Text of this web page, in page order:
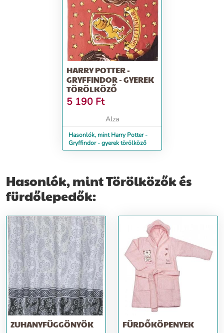
HARRY POTTER -
GRYFFINDOR - GYEREK
TÖRÖLKÖZŐ
5 190 Ft
Alza
Hasonlók, mint Harry Potter -
Gryffindor - gyerek törölköző
Hasonlók, mint Törölközők és
fürdőlepedők:
ZUHANYFÜGGÖNYÖK FÜRDŐKÖPENYEK